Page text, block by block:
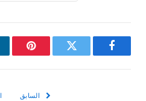
فيسبوك تويتر
السابق